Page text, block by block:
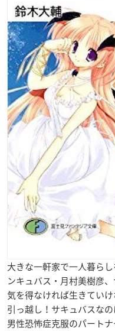
大きな一軒家で一人暮ら
ンキュバス ・月村美樹彦
気を得なければ生きてい
引っ越し！サキュバスな
男性恐怖症克服のパート